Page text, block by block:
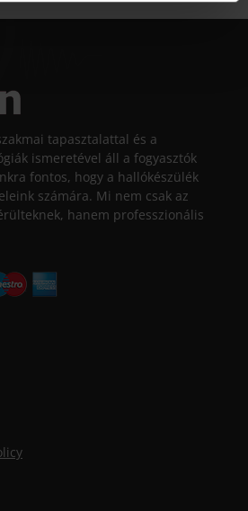
tapasztalattal és a
ismeretével áll a fogyasztók
fontos, hogy a hallókészülék
számára. Mi nem csak az
hanem professzionális